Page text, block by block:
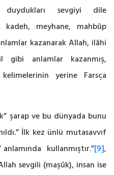
duydukları sevgiyi dile
meyhane, mahbûp
kazanarak Allah, ilâhi
‎anlamlar kazanmış,
yerine Farsça
şarap ve bu dünyada bunu
‎İlk kez ünlü mutasavvıf
kullanmıştır.”[9],
sevgili (maşûk), insan ise